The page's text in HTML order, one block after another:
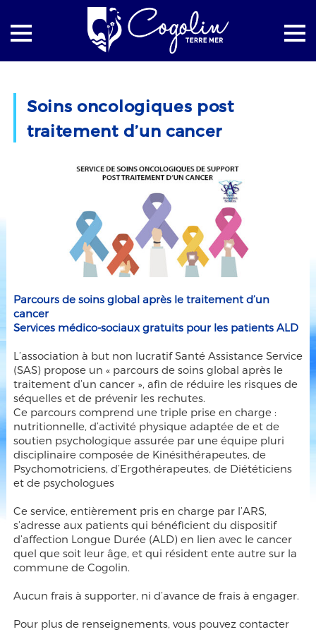
Soins oncologiques post traitement d’un cancer
Soins oncologiques post
traitement d’un cancer
Parcours de soins global après le traitement d’un
cancer
Services médico-sociaux gratuits pour les patients ALD
L’association à but non lucratif Santé Assistance Service
(SAS) propose un « parcours de soins global après le
traitement d’un cancer », afin de réduire les risques de
séquelles et de prévenir les rechutes.
Ce parcours comprend une triple prise en charge :
nutritionnelle, d’activité physique adaptée de et de
soutien psychologique assurée par une équipe pluri
disciplinaire composée de Kinésithérapeutes, de
Psychomotriciens, d’Ergothérapeutes, de Diététiciens
et de psychologues
Ce service, entièrement pris en charge par l’ARS,
s’adresse aux patients qui bénéficient du dispositif
d’affection Longue Durée (ALD) en lien avec le cancer
quel que soit leur âge, et qui résident ente autre sur la
commune de Cogolin.
Aucun frais à supporter, ni d’avance de frais à engager.
Pour plus de renseignements, vous pouvez contacter